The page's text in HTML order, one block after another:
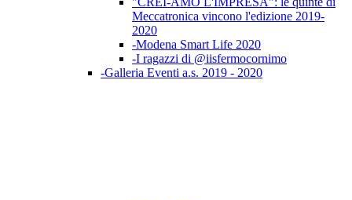
Meccatronica vincono l'edizione 2019-
2020
-Modena Smart Life 2020
-I ragazzi di @iisfermocornimo
-Galleria Eventi a.s. 2019 - 2020